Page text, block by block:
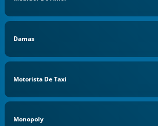
Damas
Motorista De Taxi
Monopoly